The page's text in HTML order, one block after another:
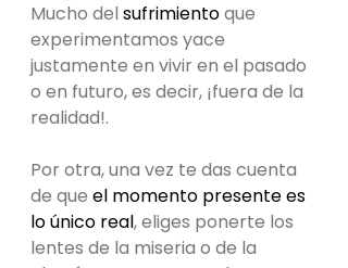
Mucho del sufrimiento que
experimentamos yace
justamente en vivir en el pasado
o en futuro, es decir, ¡fuera de la
realidad!.
Por otra, una vez te das cuenta
de que el momento presente es
lo único real, eliges ponerte los
lentes de la miseria o de la